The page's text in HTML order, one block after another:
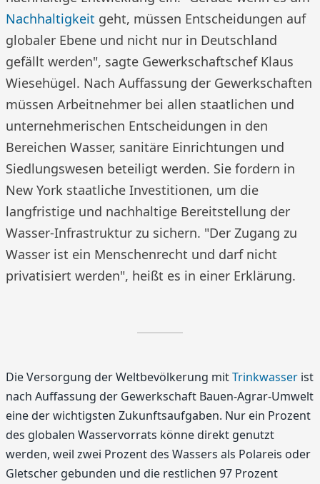
Nachhaltigkeit geht, müssen Entscheidungen auf
globaler Ebene und nicht nur in Deutschland
gefällt werden", sagte Gewerkschaftschef Klaus
Wiesehügel. Nach Auffassung der Gewerkschaften
müssen Arbeitnehmer bei allen staatlichen und
unternehmerischen Entscheidungen in den
Bereichen Wasser, sanitäre Einrichtungen und
Siedlungswesen beteiligt werden. Sie fordern in
New York staatliche Investitionen, um die
langfristige und nachhaltige Bereitstellung der
Wasser-Infrastruktur zu sichern. "Der Zugang zu
Wasser ist ein Menschenrecht und darf nicht
privatisiert werden", heißt es in einer Erklärung.
Die Versorgung der Weltbevölkerung mitTrinkwasser ist
nach Auffassung der Gewerkschaft Bauen-Agrar-Umwelt
eine der wichtigsten Zukunftsaufgaben. Nur ein Prozent
des globalen Wasservorrats könne direkt genutzt
werden, weil zwei Prozent des Wassers als Polareis oder
Gletscher gebunden und die restlichen 97 Prozent